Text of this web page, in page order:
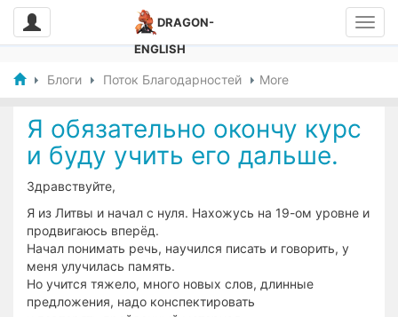
DRAGON-
ENGLISH
Блоги Поток Благодарностей More
Я обязательно окончу курс
и буду учить его дальше.
Здравствуйте,
Я из Литвы и начал с нуля. Нахожусь на 19-ом уровне и
продвигаюсь вперёд.
Начал понимать речь, научился писать и говорить, у
меня улучилась память.
Но учится тяжело, много новых слов, длинные
предложения, надо конспектировать